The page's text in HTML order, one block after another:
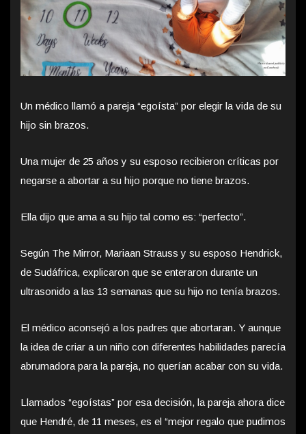
Un médico llamó a pareja “egoísta” por elegir la vida de su
hijo sin brazos.
Una mujer de 25 años y su esposo recibieron críticas por
negarse a abortar a su hijo porque no tiene brazos.
Ella dijo que ama a su hijo tal como es: “perfecto”.
Según The Mirror, Mariaan Strauss y su esposo Hendrick,
de Sudáfrica, explicaron que se enteraron durante un
ultrasonido a las 13 semanas que su hijo no tenía brazos.
El médico aconsejó a los padres que abortaran. Y aunque
la idea de criar a un niño con diferentes habilidades parecía
abrumadora para la pareja, no querían acabar con su vida.
Llamados “egoístas” por esa decisión, la pareja ahora dice
que Hendré, de 11 meses, es el “mejor regalo que pudimos